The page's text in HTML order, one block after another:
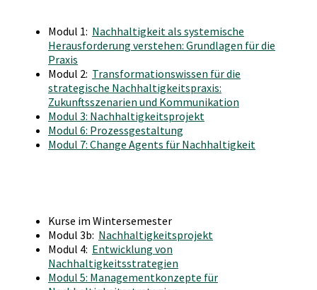
Modul 1: Nachhaltigkeit als systemische
Herausforderung verstehen: Grundlagen für die
Praxis
Modul 2: Transformationswissen für die
strategische Nachhaltigkeitspraxis:
Zukunftsszenarien und Kommunikation
Modul 3: Nachhaltigkeitsprojekt
Modul 6: Prozessgestaltung
Modul 7: Change Agents für Nachhaltigkeit
Kurse im Wintersemester
Modul 3b: Nachhaltigkeitsprojekt
Modul 4: Entwicklung von
Nachhaltigkeitsstrategien
Modul 5: Managementkonzepte für